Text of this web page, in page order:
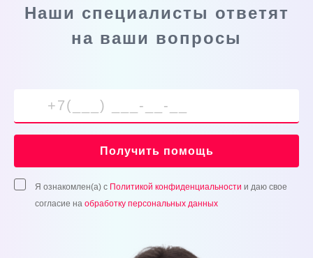
Наши специалисты ответят
на ваши вопросы
Получить помощь
Я ознакомлен(а) с Политикой конфиденциальности и даю свое
согласие на обработку персональных данных